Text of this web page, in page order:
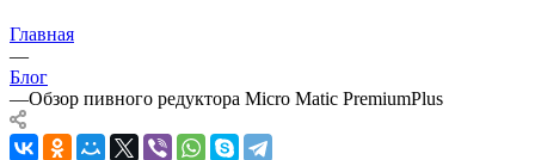
Главная
—
Блог
—Обзор пивного редуктора Micro Matic PremiumPlus